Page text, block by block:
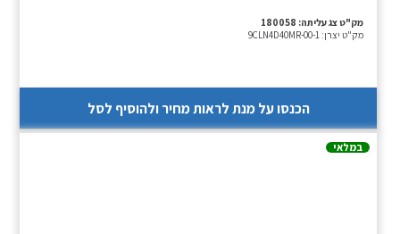
מק"ט צג עליתה: 180058
מק"ט יצרן: 9CLN4D40MR-00-1
הכנסו על מנת לראות מחיר ולהוסיף לסל
במלאי